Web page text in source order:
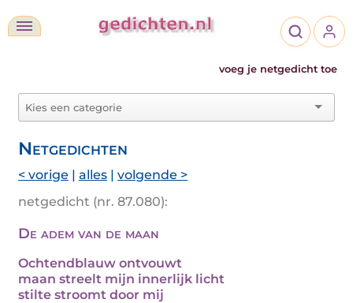
voeg je netgedicht toe
Netgedichten
< vorige | alles | volgende >
netgedicht (nr. 87.080):
De adem van de maan
Ochtendblauw ontvouwt
maan streelt mijn innerlijk licht
stilte stroomt door mij